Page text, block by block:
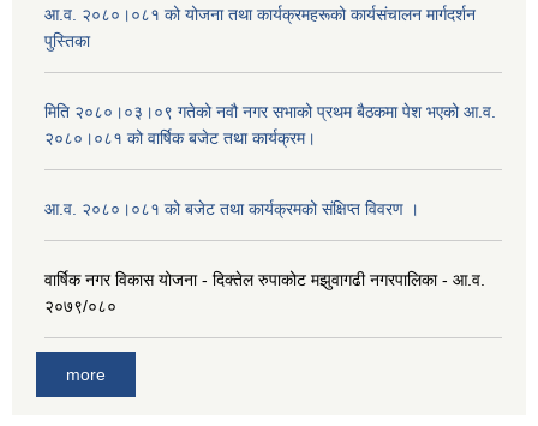
आ.व. २०८०।०८१ को योजना तथा कार्यक्रमहरूको कार्यसंचालन मार्गदर्शन
पुस्तिका
मिति २०८०।०३।०९ गतेको नवौ नगर सभाको प्रथम बैठकमा पेश भएको आ.व.
२०८०।०८१ को वार्षिक बजेट तथा कार्यक्रम।
आ.व. २०८०।०८१ को बजेट तथा कार्यक्रमको संक्षिप्त विवरण ।
वार्षिक नगर विकास योजना - दिक्तेल रुपाकोट मझुवागढी नगरपालिका - आ.व.
२०७९/०८०
more